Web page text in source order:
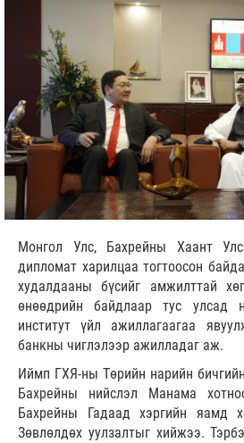
Монгол Улс, Бахрейны Хаант
дипломат харилцаа тогтоосон
худалдааны бүсийг амжилттай
өнөөдрийн байдлаар тус улсад
институт үйл ажиллагаагаа
банкны чиглэлээр ажилладаг аж.
Иймп ГХЯ-ны Төрийн нарийн
Бахрейны нийслэл Манама
Бахрейны Гадаад хэргийн яамд
Зөвлөлдөх уулзалтыг хийжээ.